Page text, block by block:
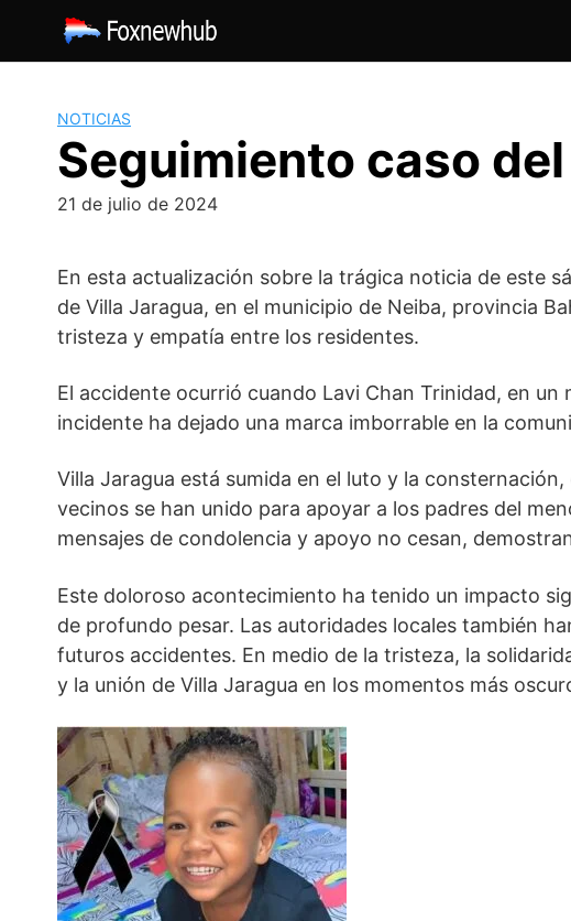
contenido
NOTICIAS
Seguimiento caso
21 de julio de 2024
En esta actualización sobre la trágica noticia de este
de Villa Jaragua, en el municipio de Neiba, provincia
tristeza y empatía entre los residentes.
El accidente ocurrió cuando Lavi Chan Trinidad, en
incidente ha dejado una marca imborrable en la
Villa Jaragua está sumida en el luto y la
vecinos se han unido para apoyar a los padres del
mensajes de condolencia y apoyo no cesan,
Este doloroso acontecimiento ha tenido un impacto
de profundo pesar. Las autoridades locales también
futuros accidentes. En medio de la tristeza, la
y la unión de Villa Jaragua en los momentos más